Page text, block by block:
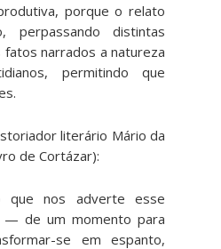
porque o relato
perpassando distintas
narrados a natureza
permitindo que
literário Mário da
de Cortázar):
que nos adverte esse
— de um momento para
se em espanto,